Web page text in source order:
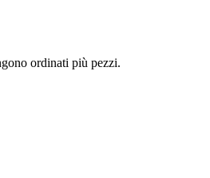
ordinati più pezzi.